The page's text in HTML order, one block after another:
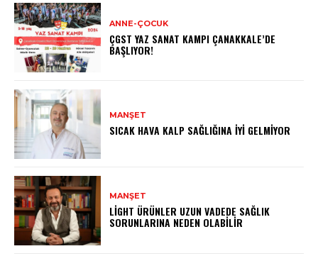
ANNE-ÇOCUK
ÇGST YAZ SANAT KAMPI ÇANAKKALE’DE
BAŞLIYOR!
MANŞET
SICAK HAVA KALP SAĞLIĞINA İYI GELMIYOR
MANŞET
LIGHT ÜRÜNLER UZUN VADEDE SAĞLIK
SORUNLARINA NEDEN OLABILIR